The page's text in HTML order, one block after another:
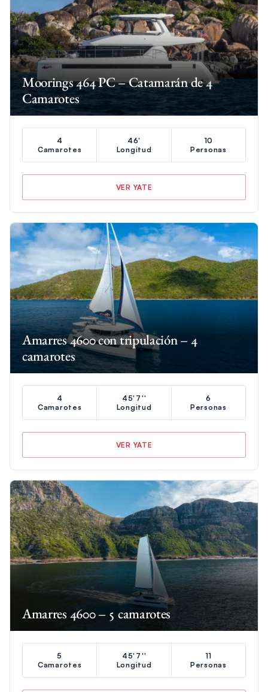
Moorings 464 PC – Catamarán de 4
Camarotes
4
Camarotes
46'
Longitud
10
Personas
VER YATE
Amarres 4600 con tripulación – 4
camarotes
4
Camarotes
45'7''
Longitud
6
Personas
VER YATE
Amarres 4600 – 5 camarotes
5
Camarotes
45'7''
Longitud
11
Personas